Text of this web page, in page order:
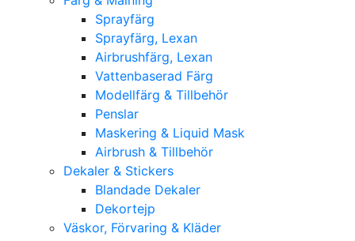
Sprayfärg
Sprayfärg, Lexan
Airbrushfärg, Lexan
Vattenbaserad Färg
Modellfärg & Tillbehör
Penslar
Maskering & Liquid Mask
Airbrush & Tillbehör
Dekaler & Stickers
Blandade Dekaler
Dekortejp
Väskor, Förvaring & Kläder